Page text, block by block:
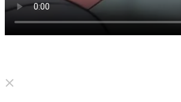
点击取消静音